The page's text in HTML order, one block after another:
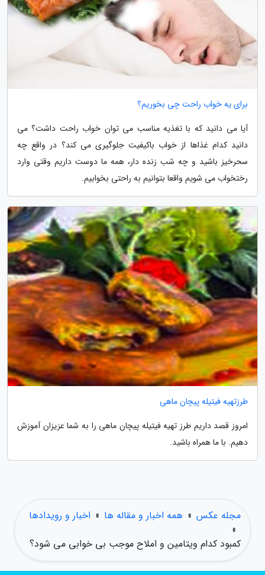
برای یه خواب راحت چی بخوریم؟
آیا می دانید که با تغذیه مناسب می توان خواب راحت داشت؟ می
دانید کدام غذاها از خواب باکیفیت جلوگیری می کند؟ در واقع چه
سحرخیز باشید و چه شب زنده دار، همه ما دوست داریم وقتی وارد
رختخواب می شویم واقعا بتوانیم به راحتی بخوابیم.
طرزتهیه فیتیله پیچان ماهی
امروز قصد داریم طرز تهیه فیتیله پیچان ماهی را به شما عزیزان آموزش
دهیم. با ما همراه باشید.
مجله عکس » همه اخبار و مقاله ها » اخبار و رویدادها
»
کمبود کدام ویتامین و املاح موجب بی خوابی می شود؟